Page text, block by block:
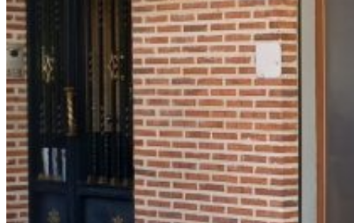
Cooperativa
Somos por y para las personas. Descubre
Fundación